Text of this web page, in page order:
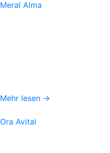
Meral Alma
Mehr lesen →
Ora Avital